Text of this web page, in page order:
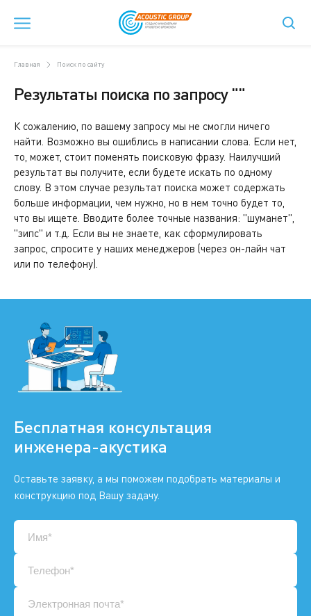
Главная Поиск по сайту
Результаты поиска по запросу ""
К сожалению, по вашему запросу мы не смогли ничего
найти. Возможно вы ошиблись в написании слова. Если нет,
то, может, стоит поменять поисковую фразу. Наилучший
результат вы получите, если будете искать по одному
слову. В этом случае результат поиска может содержать
больше информации, чем нужно, но в нем точно будет то,
что вы ищете. Вводите более точные названия: "шуманет",
"зипс" и т.д. Если вы не знаете, как сформулировать
запрос, спросите у наших менеджеров (через он-лайн чат
или по телефону).
Бесплатная консультация
инженера-акустика
Оставьте заявку, а мы поможем подобрать материалы и
конструкцию под Вашу задачу.